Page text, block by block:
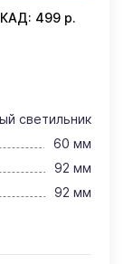
499 р.
светильник
60 мм
92 мм
92 мм